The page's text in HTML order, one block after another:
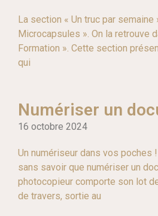
La section « Un truc par semaine
Microcapsules ». On la retrouve
Formation ». Cette section
qui
Numériser un
16 octobre 2024
Un numériseur dans vos poches
sans savoir que numériser un
photocopieur comporte son lot
de travers, sortie au